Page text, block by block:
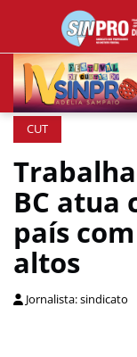
CUT
BC atua
país
altos
Jornalista: sindicato